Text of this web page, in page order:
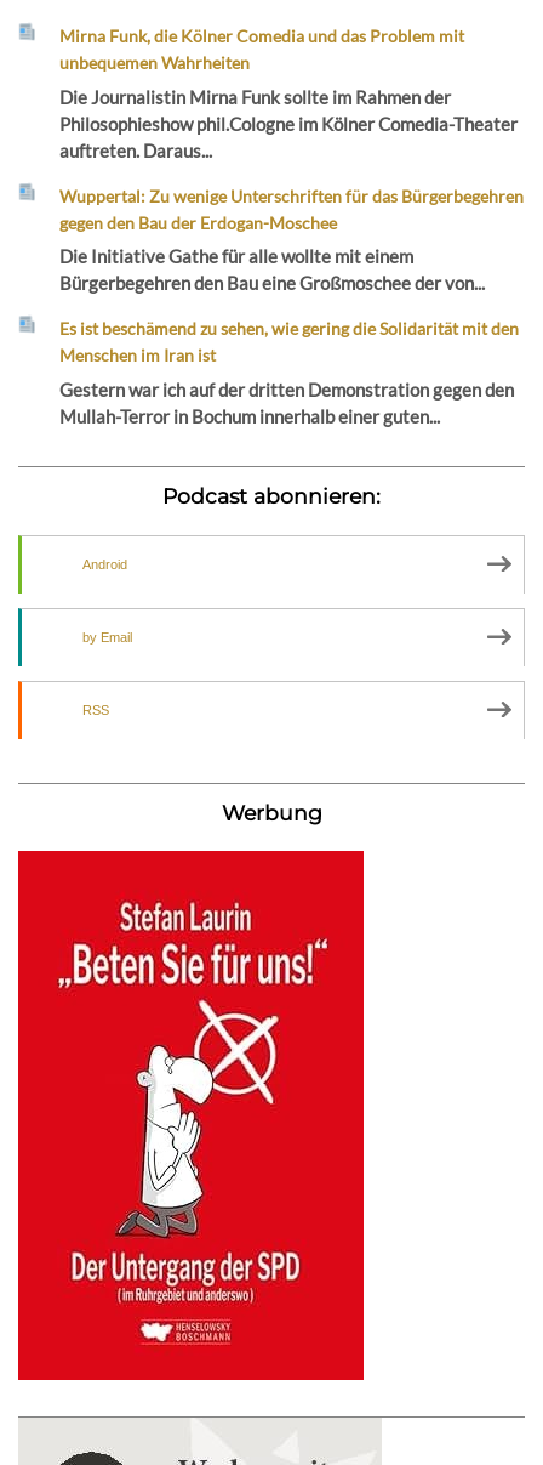
Mirna Funk, die Kölner Comedia und das Problem mit
unbequemen Wahrheiten
Die Journalistin Mirna Funk sollte im Rahmen der
Philosophieshow phil.Cologne im Kölner Comedia-Theater
auftreten. Daraus...
Wuppertal: Zu wenige Unterschriften für das Bürgerbegehren
gegen den Bau der Erdogan-Moschee
Die Initiative Gathe für alle wollte mit einem
Bürgerbegehren den Bau eine Großmoschee der von...
Es ist beschämend zu sehen, wie gering die Solidarität mit den
Menschen im Iran ist
Gestern war ich auf der dritten Demonstration gegen den
Mullah-Terror in Bochum innerhalb einer guten...
Podcast abonnieren:
Android
by Email
RSS
Werbung